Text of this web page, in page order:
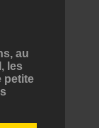
au
les
petite